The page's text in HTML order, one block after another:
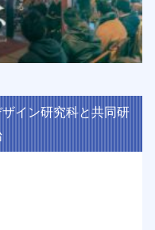
イン研究科と共同研